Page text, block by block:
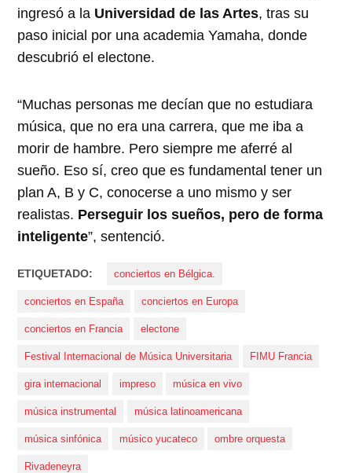
ingresó a la Universidad de las Artes, tras su
paso inicial por una academia Yamaha, donde
descubrió el electone.
“Muchas personas me decían que no estudiara
música, que no era una carrera, que me iba a
morir de hambre. Pero siempre me aferré al
sueño. Eso sí, creo que es fundamental tener un
plan A, B y C, conocerse a uno mismo y ser
realistas. Perseguir los sueños, pero de forma
inteligente”, sentenció.
ETIQUETADO: conciertos en Bélgica.
conciertos en España conciertos en Europa
conciertos en Francia electone
Festival Internacional de Música Universitaria FIMU Francia
gira internacional impreso música en vivo
música instrumental música latinoamericana
música sinfónica músico yucateco ombre orquesta
Rivadeneyra